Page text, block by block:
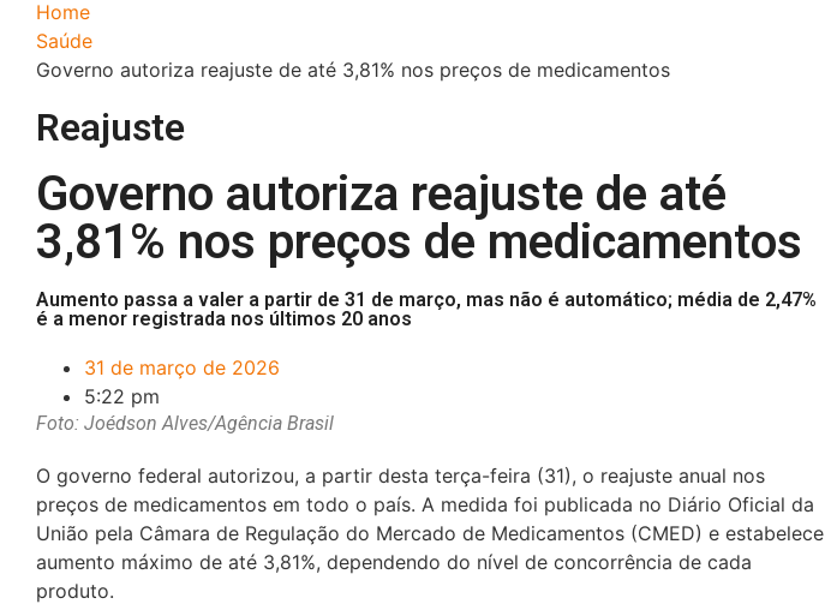
Home
Saúde
Governo autoriza reajuste de até 3,81% nos preços de medicamentos
Reajuste
Governo autoriza reajuste de até
3,81% nos preços de medicamentos
Aumento passa a valer a partir de 31 de março, mas não é automático; média de 2,47%
é a menor registrada nos últimos 20 anos
31 de março de 2026
5:22 pm
Foto: Joédson Alves/Agência Brasil
O governo federal autorizou, a partir desta terça-feira (31), o reajuste anual nos
preços de medicamentos em todo o país. A medida foi publicada no Diário Oficial da
União pela Câmara de Regulação do Mercado de Medicamentos (CMED) e estabelece
aumento máximo de até 3,81%, dependendo do nível de concorrência de cada
produto.